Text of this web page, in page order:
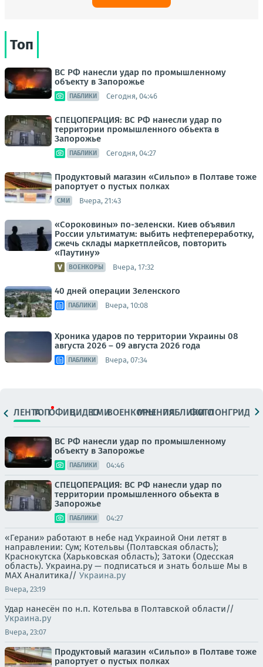
Топ
ВС РФ нанесли удар по промышленному
объекту в Запорожье
ПАБЛИКИ Сегодня, 04:46
СПЕЦОПЕРАЦИЯ: ВС РФ нанесли удар по
территории промышленного обьекта в
Запорожье
ПАБЛИКИ Сегодня, 04:27
Продуктовый магазин «Сильпо» в Полтаве тоже
рапортует о пустых полках
СМИ Вчера, 21:43
«Сороковины» по-зеленски. Киев объявил
России ультиматум: выбить нефтепереработку,
сжечь склады маркетплейсов, повторить
«Паутину»
ВОЕНКОРЫ Вчера, 17:32
40 дней операции Зеленского
ПАБЛИКИ Вчера, 10:08
Хроника ударов по территории Украины 08
августа 2026 – 09 августа 2026 года
ПАБЛИКИ Вчера, 07:34
ЛЕНТАТОПОФИЦ.ВИДЕОСМИВОЕНКОРЫМНЕНИЯПАБЛИКИ
ФОТОЛОНГРИДЫ
ВС РФ нанесли удар по промышленному
объекту в Запорожье
ПАБЛИКИ 04:46
СПЕЦОПЕРАЦИЯ: ВС РФ нанесли удар по
территории промышленного обьекта в
Запорожье
ПАБЛИКИ 04:27
«Герани» работают в небе над Украиной Они летят в
направлении: Сум; Котельвы (Полтавская область);
Краснокутска (Харьковская область); Затоки (Одесская
область). Украина.ру — подписаться и знать больше Мы в
MAX Аналитика// Украина.ру
Вчера, 23:19
Удар нанесён по н.п. Котельва в Полтавской области//
Украина.ру
Вчера, 23:07
Продуктовый магазин «Сильпо» в Полтаве тоже
рапортует о пустых полках